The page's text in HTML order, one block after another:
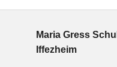
Maria Gress
Iffezheim